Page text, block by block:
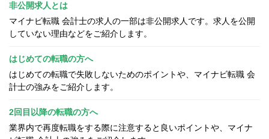
非公開求人とは
マイナビ転職 会計士の求人の一部は非公開求人です。求人を公開
していない理由などをご紹介します。
はじめての転職の方へ
はじめての転職で失敗しないためのポイントや、マイナビ転職 会
計士の強みをご紹介します。
2回目以降の転職の方へ
業界内で再度転職をする際に注意すると良いポイントや、マイナ